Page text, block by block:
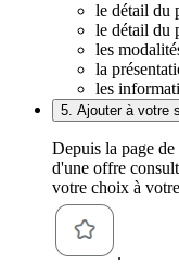
le détail du
le détail du
les
la
les
5. Ajouter à votre
Depuis la page
d'une offre
votre choix à
.